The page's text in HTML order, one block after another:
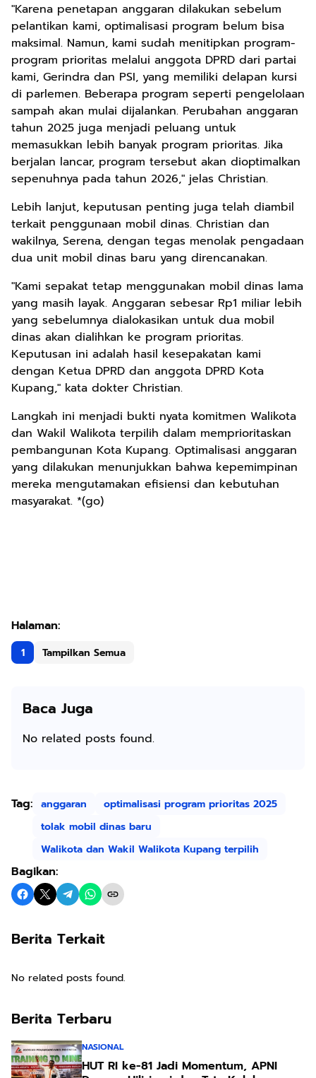
"Karena penetapan anggaran dilakukan sebelum
pelantikan kami, optimalisasi program belum bisa
maksimal. Namun, kami sudah menitipkan program-
program prioritas melalui anggota DPRD dari partai
kami, Gerindra dan PSI, yang memiliki delapan kursi
di parlemen. Beberapa program seperti pengelolaan
sampah akan mulai dijalankan. Perubahan anggaran
tahun 2025 juga menjadi peluang untuk
memasukkan lebih banyak program prioritas. Jika
berjalan lancar, program tersebut akan dioptimalkan
sepenuhnya pada tahun 2026," jelas Christian.
Lebih lanjut, keputusan penting juga telah diambil
terkait penggunaan mobil dinas. Christian dan
wakilnya, Serena, dengan tegas menolak pengadaan
dua unit mobil dinas baru yang direncanakan.
"Kami sepakat tetap menggunakan mobil dinas lama
yang masih layak. Anggaran sebesar Rp1 miliar lebih
yang sebelumnya dialokasikan untuk dua mobil
dinas akan dialihkan ke program prioritas.
Keputusan ini adalah hasil kesepakatan kami
dengan Ketua DPRD dan anggota DPRD Kota
Kupang," kata dokter Christian.
Langkah ini menjadi bukti nyata komitmen Walikota
dan Wakil Walikota terpilih dalam memprioritaskan
pembangunan Kota Kupang. Optimalisasi anggaran
yang dilakukan menunjukkan bahwa kepemimpinan
mereka mengutamakan efisiensi dan kebutuhan
masyarakat. *(go)
1 Tampilkan Semua
Baca Juga
No related posts found.
Tag: anggaran
optimalisasi program prioritas 2025
tolak mobil dinas baru
Walikota dan Wakil Walikota Kupang terpilih
Bagikan:
Berita Terkait
No related posts found.
Berita Terbaru
NASIONAL
HUT RI ke-81 Jadi Momentum, APNI